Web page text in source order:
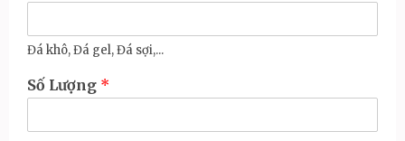
Đá khô, Đá gel, Đá sợi,...
Số Lượng *